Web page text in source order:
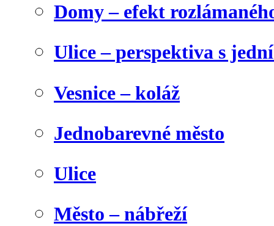
Domy – efekt
Ulice – perspektiva s
Vesnice – koláž
Jednobarevné město
Ulice
Město – nábřeží